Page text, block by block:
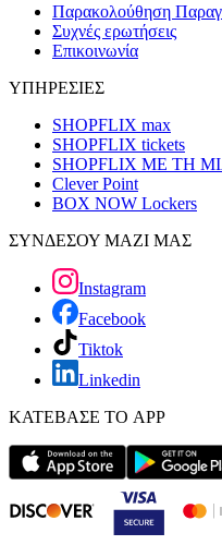
Παρακολούθηση
Συχνές ερωτήσεις
Επικοινωνία
ΥΠΗΡΕΣΙΕΣ
SHOPFLIX max
SHOPFLIX tickets
SHOPFLIX ΜΕ ΤΗ
Clever Point
BOX NOW Lockers
ΣΥΝΔΕΣΟΥ ΜΑΖΙ ΜΑΣ
Instagram
Facebook
Tiktok
Linkedin
ΚΑΤΕΒΑΣΕ ΤΟ APP